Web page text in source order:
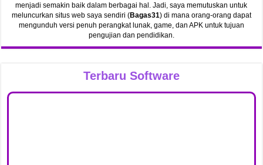
menjadi semakin baik dalam berbagai hal. Jadi, saya memutuskan untuk
meluncurkan situs web saya sendiri (Bagas31) di mana orang-orang dapat
mengunduh versi penuh perangkat lunak, game, dan APK untuk tujuan
pengujian dan pendidikan.
Terbaru Software